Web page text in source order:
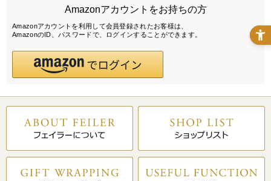
Amazonアカウントをお持ちの方
Amazonアカウントを利用して会員登録されたお客様は、
AmazonのID、パスワードで、ログインすることができます。